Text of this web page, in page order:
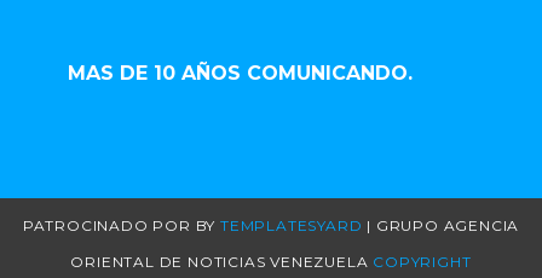
MAS DE 10 AÑOS COMUNICANDO.
PATROCINADO POR BY TEMPLATESYARD | GRUPO AGENCIA
ORIENTAL DE NOTICIAS VENEZUELA COPYRIGHT